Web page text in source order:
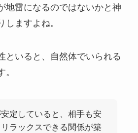
地雷になるのではないかと神
しますよね。
といると、自然体でいられる
定していると、相手も安
ラックスできる関係が築